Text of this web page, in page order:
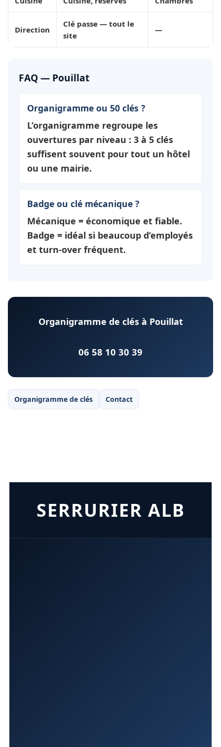
Direction
Clé passe — tout le
site
—
FAQ — Pouillat
Organigramme ou 50 clés ?
L’organigramme regroupe les
ouvertures par niveau : 3 à 5 clés
suffisent souvent pour tout un hôtel
ou une mairie.
Badge ou clé mécanique ?
Mécanique = économique et fiable.
Badge = idéal si beaucoup d’employés
et turn-over fréquent.
Organigramme de clés à Pouillat
06 58 10 30 39
Organigramme de clés Contact
SERRURIER ALB